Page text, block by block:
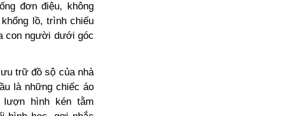
đơn điệu, không
lồ, trình chiếu
con người dưới góc
trữ đồ sộ của nhà
là những chiếc áo
lượn hình kén tằm